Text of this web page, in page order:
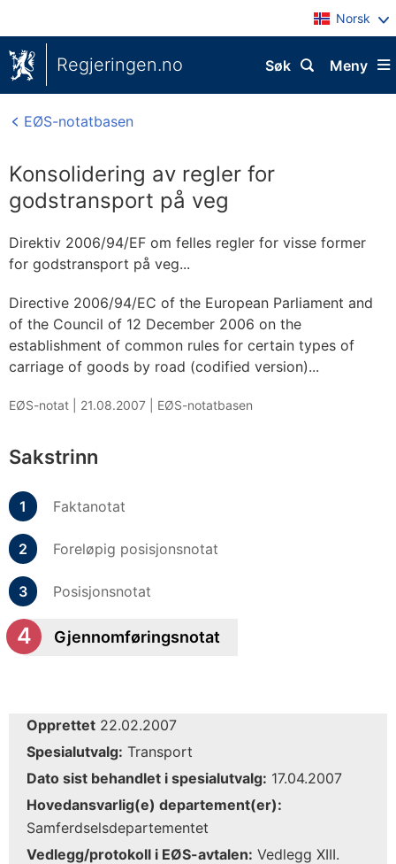
Norsk
Regjeringen.no Meny
Søk
EØS-notatbasen
Konsolidering av regler for
godstransport på veg
Direktiv 2006/94/EF om felles regler for visse former
for godstransport på veg...
Directive 2006/94/EC of the European Parliament and
of the Council of 12 December 2006 on the
establishment of common rules for certain types of
carriage of goods by road (codified version)...
EØS-notat | 21.08.2007 EØS-notatbasen
Sakstrinn
Faktanotat
Foreløpig posisjonsnotat
Posisjonsnotat
Gjennomføringsnotat
Opprettet 22.02.2007
Spesialutvalg: Transport
Dato sist behandlet i spesialutvalg: 17.04.2007
Hovedansvarlig(e) departement(er):
Samferdselsdepartementet
Vedlegg/protokoll i EØS-avtalen: Vedlegg XIII.